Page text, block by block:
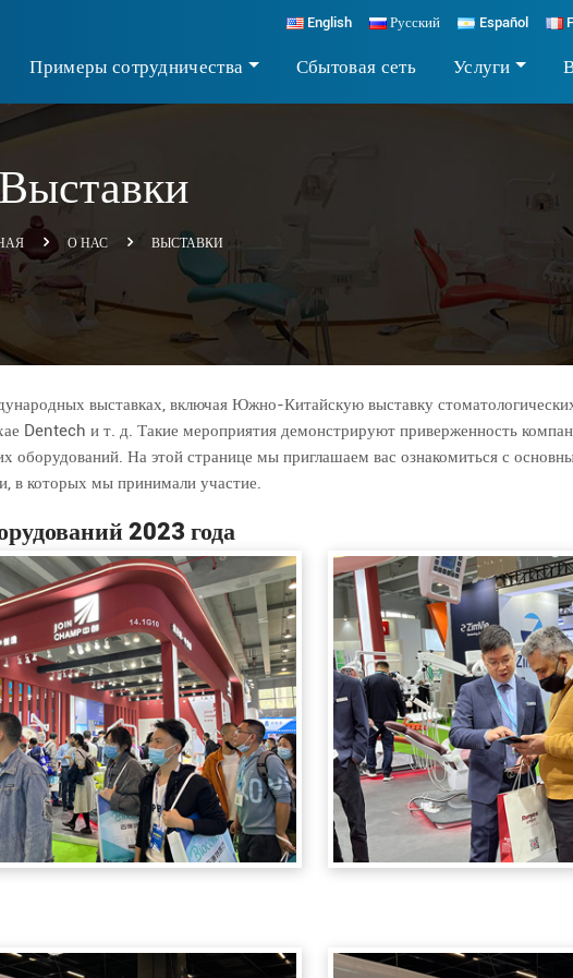
English Русский Español
Примеры сотрудничества Сбытовая сеть Услуги
Выставки
О НАС ВЫСТАВКИ
выставках, включая Южно-Китайскую выставку
Dentech и т. д. Такие мероприятия демонстрируют приверженность
оборудований. На этой странице мы приглашаем вас ознакомиться с
в которых мы принимали участие.
2023 года